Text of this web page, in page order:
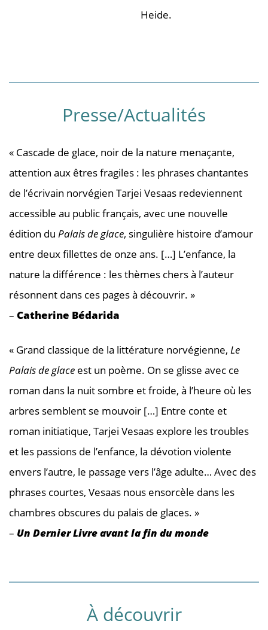
Heide.
Presse/Actualités
« Cascade de glace, noir de la nature menaçante,
attention aux êtres fragiles : les phrases chantantes
de l’écrivain norvégien Tarjei Vesaas redeviennent
accessible au public français, avec une nouvelle
édition du Palais de glace, singulière histoire d’amour
entre deux fillettes de onze ans. […] L’enfance, la
nature la différence : les thèmes chers à l’auteur
résonnent dans ces pages à découvrir. »
– Catherine Bédarida
« Grand classique de la littérature norvégienne, Le
Palais de glace est un poème. On se glisse avec ce
roman dans la nuit sombre et froide, à l’heure où les
arbres semblent se mouvoir […] Entre conte et
roman initiatique, Tarjei Vesaas explore les troubles
et les passions de l’enfance, la dévotion violente
envers l’autre, le passage vers l’âge adulte… Avec des
phrases courtes, Vesaas nous ensorcèle dans les
chambres obscures du palais de glaces. »
– Un Dernier Livre avant la fin du monde
À découvrir